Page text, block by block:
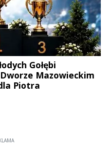
Gołębi
Mazowieckim
Piotra